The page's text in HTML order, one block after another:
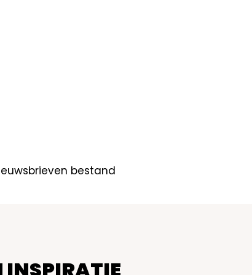
bestand